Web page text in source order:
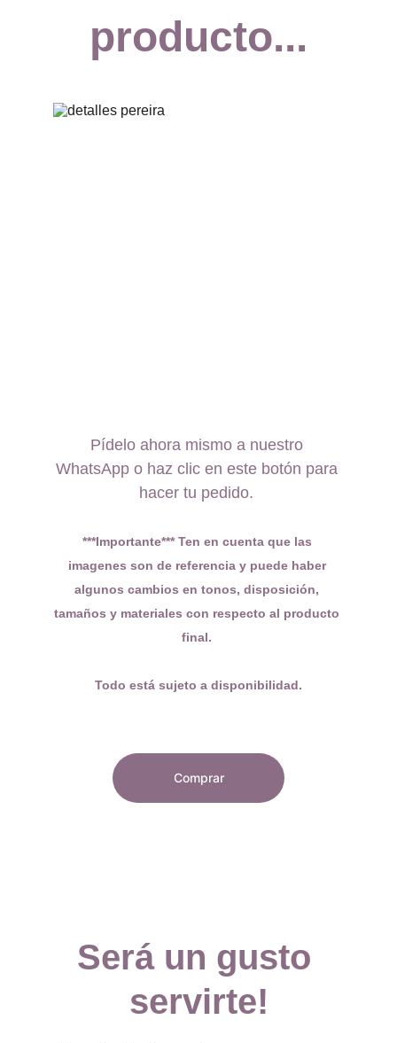
producto...
Pídelo ahora mismo a nuestro
WhatsApp o haz clic en este botón para
hacer tu pedido.
***Importante*** Ten en cuenta que las
imagenes son de referencia y puede haber
algunos cambios en tonos, disposición,
tamaños y materiales con respecto al producto
final.
Todo está sujeto a disponibilidad.
Comprar
Será un gusto
servirte!